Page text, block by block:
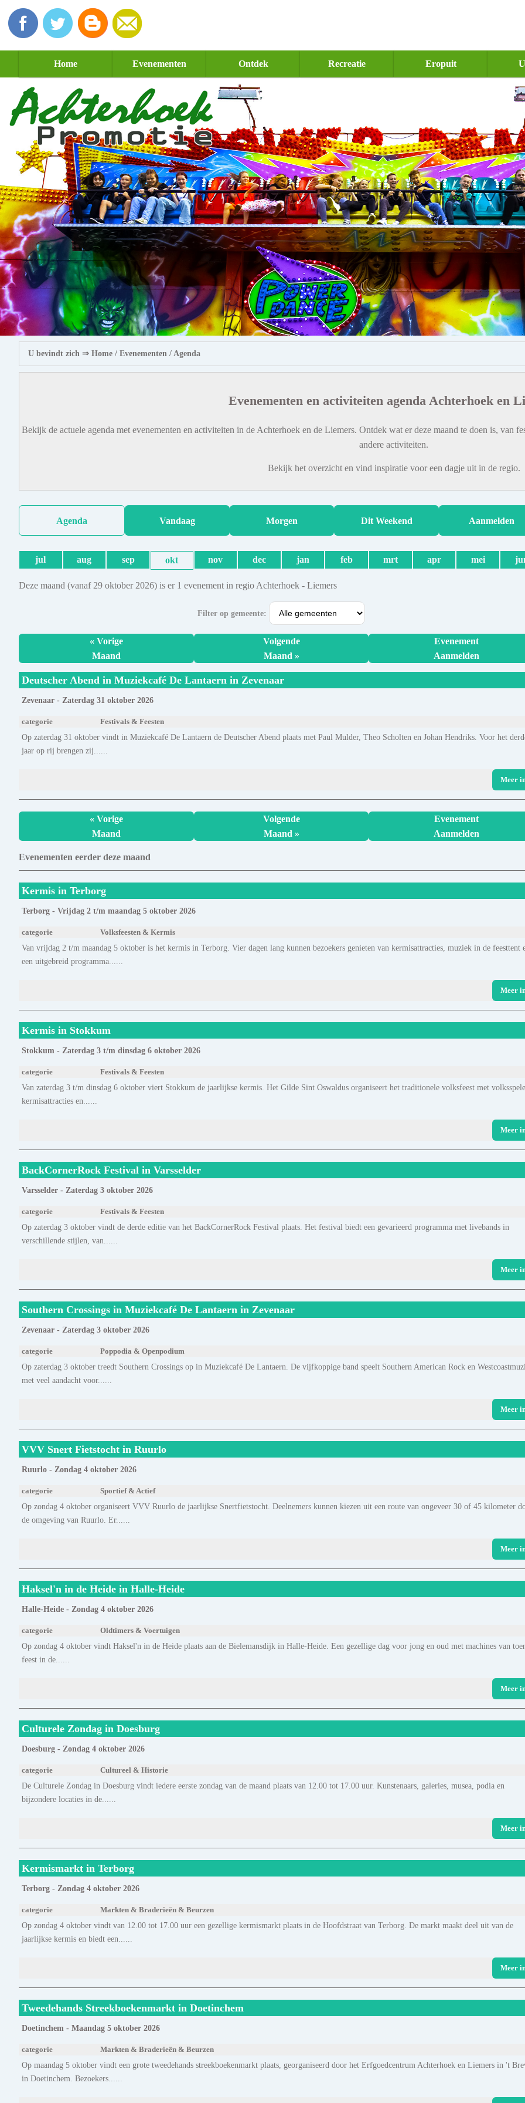
Home Evenementen Ontdek Recreatie Eropuit
U bevindt zich ⇒ Home / Evenementen / Agenda
Evenementen en activiteiten agenda Achterhoek en
Bekijk de actuele agenda met evenementen en activiteiten in de Achterhoek en de Liemers. Ontdek wat er deze maand te doen is, van
andere activiteiten.
Bekijk het overzicht en vind inspiratie voor een dagje uit in de regio.
Agenda Vandaag Morgen Dit Weekend Aanmelden
jul aug sep okt nov dec jan feb mrt apr mei
Deze maand (vanaf 29 oktober 2026) is er 1 evenement in regio Achterhoek - Liemers
Filter op gemeente:
« Vorige
Maand
Volgende
Maand »
Evenement
Aanmelden
Deutscher Abend in Muziekcafé De Lantaern in Zevenaar
Zevenaar - Zaterdag 31 oktober 2026
categorie Festivals & Feesten
Op zaterdag 31 oktober vindt in Muziekcafé De Lantaern de Deutscher Abend plaats met Paul Mulder, Theo Scholten en Johan Hendriks. Voor het
jaar op rij brengen zij......
Meer
« Vorige
Maand
Volgende
Maand »
Evenement
Aanmelden
Evenementen eerder deze maand
Kermis in Terborg
Terborg - Vrijdag 2 t/m maandag 5 oktober 2026
categorie Volksfeesten & Kermis
Van vrijdag 2 t/m maandag 5 oktober is het kermis in Terborg. Vier dagen lang kunnen bezoekers genieten van kermisattracties, muziek in de feesttent
een uitgebreid programma......
Meer
Kermis in Stokkum
Stokkum - Zaterdag 3 t/m dinsdag 6 oktober 2026
categorie Festivals & Feesten
Van zaterdag 3 t/m dinsdag 6 oktober viert Stokkum de jaarlijkse kermis. Het Gilde Sint Oswaldus organiseert het traditionele volksfeest met
kermisattracties en......
Meer
BackCornerRock Festival in Varsselder
Varsselder - Zaterdag 3 oktober 2026
categorie Festivals & Feesten
Op zaterdag 3 oktober vindt de derde editie van het BackCornerRock Festival plaats. Het festival biedt een gevarieerd programma met livebands in
verschillende stijlen, van......
Meer
Southern Crossings in Muziekcafé De Lantaern in Zevenaar
Zevenaar - Zaterdag 3 oktober 2026
categorie Poppodia & Openpodium
Op zaterdag 3 oktober treedt Southern Crossings op in Muziekcafé De Lantaern. De vijfkoppige band speelt Southern American Rock en
met veel aandacht voor......
Meer
VVV Snert Fietstocht in Ruurlo
Ruurlo - Zondag 4 oktober 2026
categorie Sportief & Actief
Op zondag 4 oktober organiseert VVV Ruurlo de jaarlijkse Snertfietstocht. Deelnemers kunnen kiezen uit een route van ongeveer 30 of 45 kilometer
de omgeving van Ruurlo. Er......
Meer
Haksel'n in de Heide in Halle-Heide
Halle-Heide - Zondag 4 oktober 2026
categorie Oldtimers & Voertuigen
Op zondag 4 oktober vindt Haksel'n in de Heide plaats aan de Bielemansdijk in Halle-Heide. Een gezellige dag voor jong en oud met machines van
feest in de......
Meer
Culturele Zondag in Doesburg
Doesburg - Zondag 4 oktober 2026
categorie Cultureel & Historie
De Culturele Zondag in Doesburg vindt iedere eerste zondag van de maand plaats van 12.00 tot 17.00 uur. Kunstenaars, galeries, musea, podia en
bijzondere locaties in de......
Meer
Kermismarkt in Terborg
Terborg - Zondag 4 oktober 2026
categorie Markten & Braderieën & Beurzen
Op zondag 4 oktober vindt van 12.00 tot 17.00 uur een gezellige kermismarkt plaats in de Hoofdstraat van Terborg. De markt maakt deel uit van de
jaarlijkse kermis en biedt een......
Meer
Tweedehands Streekboekenmarkt in Doetinchem
Doetinchem - Maandag 5 oktober 2026
categorie Markten & Braderieën & Beurzen
Op maandag 5 oktober vindt een grote tweedehands streekboekenmarkt plaats, georganiseerd door het Erfgoedcentrum Achterhoek en Liemers in 't
in Doetinchem. Bezoekers......